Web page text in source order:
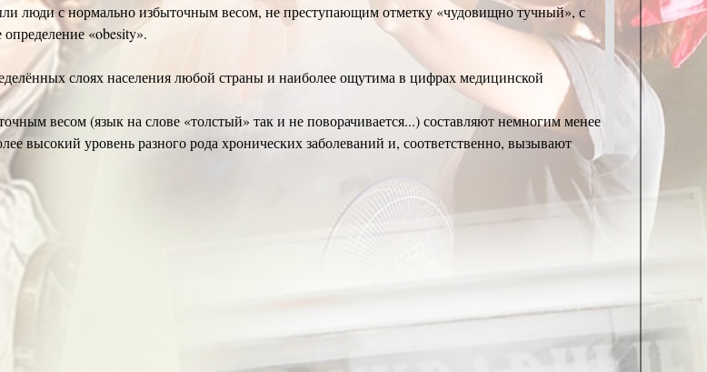
люди с нормально избыточным весом, не преступающим отметку «чудовищно тучный», с
«obesity».
слоях населения любой страны и наиболее ощутима в цифрах медицинской
весом (язык на слове «толстый» так и не поворачивается...) составляют немногим менее
высокий уровень разного рода хронических заболеваний и, соответственно, вызывают
в США, поскольку там эти проблемы уже давно просматриваются даже невооружённым
орды курильщиков и алкоголиков на планете и, что всего важнее – постоянно растёт.
окажутся в радиусе «чрезмерной тучности» и плотно прилегающих к ней проблем со
том же 2012 г. французское соцобеспечение оплатило медицинскую помощь этой
и рвут друг на дpуге волоса, обвиняя:
никогда до сих пор не имело подобного размаха),
все продукты подряд (в то время как даже в семьях абсолютных фанатиков био-питания